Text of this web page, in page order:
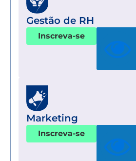
Gestão de RH
Inscreva-se
Marketing
Inscreva-se